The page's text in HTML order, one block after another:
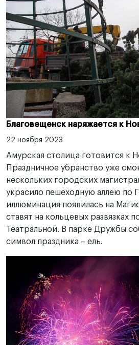
Благовещенск наряжается к
22 ноября 2023
Амурская столица готовится к
Праздничное убранство уже
нескольких городских
украсило пешеходную аллею по
иллюминация появилась на
ставят на кольцевых развязках
Театральной. В парке Дружбы
символ праздника – ель.